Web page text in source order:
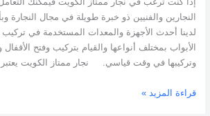
النجارين والفنيين ذو خبرة طويلة في مجال النجارة
لدينا أحدث الأجهزة والمعدات المستخدمة في
الأبواب بمختلف أنواعها والقيام بتركيب وفتح
وتركيبها في وقت قياسي. نجار ممتاز الكويت يعتبر
قراءة المزيد »